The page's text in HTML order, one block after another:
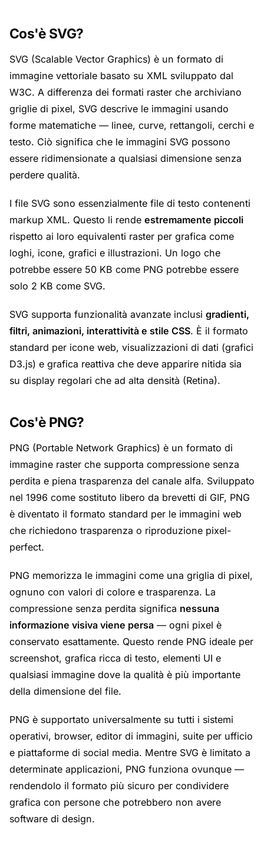
Cos'è SVG?
SVG (Scalable Vector Graphics) è un formato di
immagine vettoriale basato su XML sviluppato dal
W3C. A differenza dei formati raster che archiviano
griglie di pixel, SVG descrive le immagini usando
forme matematiche — linee, curve, rettangoli, cerchi e
testo. Ciò significa che le immagini SVG possono
essere ridimensionate a qualsiasi dimensione senza
perdere qualità.
I file SVG sono essenzialmente file di testo contenenti
markup XML. Questo li rende estremamente piccoli
rispetto ai loro equivalenti raster per grafica come
loghi, icone, grafici e illustrazioni. Un logo che
potrebbe essere 50 KB come PNG potrebbe essere
solo 2 KB come SVG.
SVG supporta funzionalità avanzate inclusi gradienti,
filtri, animazioni, interattività e stile CSS. È il formato
standard per icone web, visualizzazioni di dati (grafici
D3.js) e grafica reattiva che deve apparire nitida sia
su display regolari che ad alta densità (Retina).
Cos'è PNG?
PNG (Portable Network Graphics) è un formato di
immagine raster che supporta compressione senza
perdita e piena trasparenza del canale alfa. Sviluppato
nel 1996 come sostituto libero da brevetti di GIF, PNG
è diventato il formato standard per le immagini web
che richiedono trasparenza o riproduzione pixel-
perfect.
PNG memorizza le immagini come una griglia di pixel,
ognuno con valori di colore e trasparenza. La
compressione senza perdita significa nessuna
informazione visiva viene persa — ogni pixel è
conservato esattamente. Questo rende PNG ideale per
screenshot, grafica ricca di testo, elementi UI e
qualsiasi immagine dove la qualità è più importante
della dimensione del file.
PNG è supportato universalmente su tutti i sistemi
operativi, browser, editor di immagini, suite per ufficio
e piattaforme di social media. Mentre SVG è limitato a
determinate applicazioni, PNG funziona ovunque —
rendendolo il formato più sicuro per condividere
grafica con persone che potrebbero non avere
software di design.